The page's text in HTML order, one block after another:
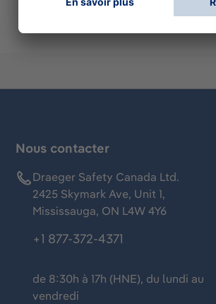
Nous contacter
Draeger Safety Canada Ltd.
2425 Skymark Ave, Unit 1,
Mississauga, ON L4W 4Y6
+1 877-372-4371
de 8:30h à 17h (HNE), du lundi au
vendredi